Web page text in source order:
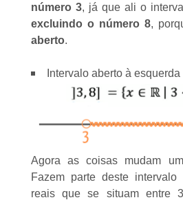
número 3, já que ali o
excluindo o número 8,
aberto.
Intervalo aberto à
Agora as coisas mudam
Fazem parte deste
reaisque se situam entre